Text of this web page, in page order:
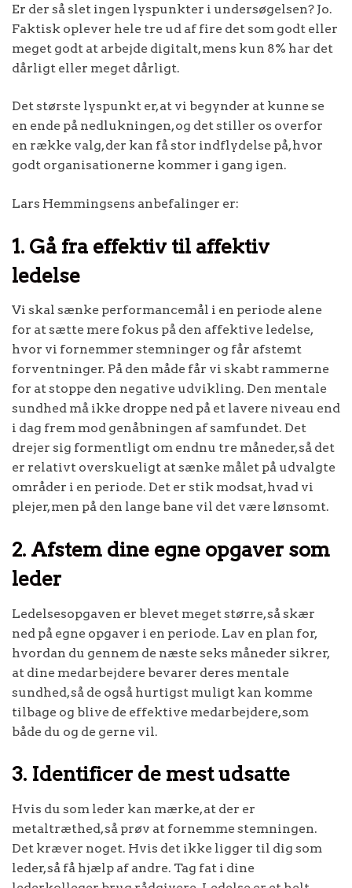
Er der så slet ingen lyspunkter i undersøgelsen? Jo.
Faktisk oplever hele tre ud af fire det som godt eller
meget godt at arbejde digitalt, mens kun 8% har det
dårligt eller meget dårligt.
Det største lyspunkt er, at vi begynder at kunne se
en ende på nedlukningen, og det stiller os overfor
en række valg, der kan få stor indflydelse på, hvor
godt organisationerne kommer i gang igen.
Lars Hemmingsens anbefalinger er:
1. Gå fra effektiv til affektiv
ledelse
Vi skal sænke performancemål i en periode alene
for at sætte mere fokus på den affektive ledelse,
hvor vi fornemmer stemninger og får afstemt
forventninger. På den måde får vi skabt rammerne
for at stoppe den negative udvikling. Den mentale
sundhed må ikke droppe ned på et lavere niveau end
i dag frem mod genåbningen af samfundet. Det
drejer sig formentligt om endnu tre måneder, så det
er relativt overskueligt at sænke målet på udvalgte
områder i en periode. Det er stik modsat, hvad vi
plejer, men på den lange bane vil det være lønsomt.
2. Afstem dine egne opgaver som
leder
Ledelsesopgaven er blevet meget større, så skær
ned på egne opgaver i en periode. Lav en plan for,
hvordan du gennem de næste seks måneder sikrer,
at dine medarbejdere bevarer deres mentale
sundhed, så de også hurtigst muligt kan komme
tilbage og blive de effektive medarbejdere, som
både du og de gerne vil.
3. Identificer de mest udsatte
Hvis du som leder kan mærke, at der er
metaltræthed, så prøv at fornemme stemningen.
Det kræver noget. Hvis det ikke ligger til dig som
leder, så få hjælp af andre. Tag fat i dine